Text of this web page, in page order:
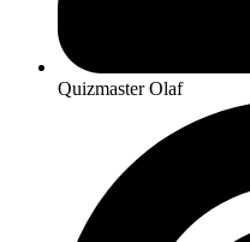
Quizmaster Olaf